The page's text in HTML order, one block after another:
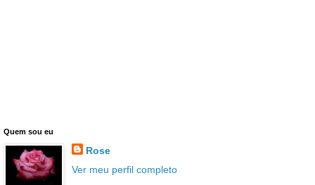
Quem sou eu
Rose
Ver meu perfil completo